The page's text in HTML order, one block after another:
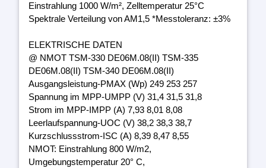
Einstrahlung 1000 W/m², Zelltemperatur 25°C
Spektrale Verteilung von AM1,5 *Messtoleranz: ±3%
ELEKTRISCHE DATEN
@ NMOT TSM-330 DE06M.08(II) TSM-335
DE06M.08(II) TSM-340 DE06M.08(II)
Ausgangsleistung-PMAX (Wp) 249 253 257
Spannung im MPP-UMPP (V) 31,4 31,5 31,8
Strom im MPP-IMPP (A) 7,93 8,01 8,08
Leerlaufspannung-UOC (V) 38,2 38,3 38,7
Kurzschlussstrom-ISC (A) 8,39 8,47 8,55
NMOT: Einstrahlung 800 W/m2,
Umgebungstemperatur 20° C,